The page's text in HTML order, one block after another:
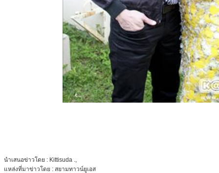
นำเสนอข่าวโดย : Kittisuda .,
แหล่งที่มาข่าวโดย : สยามทาวน์ยูเอส